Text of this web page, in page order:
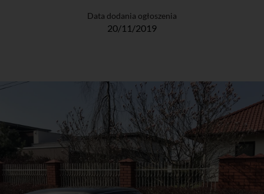
Data dodania ogłoszenia
20/11/2019